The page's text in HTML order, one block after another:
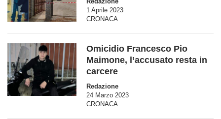
1 Aprile 2023
CRONACA
Omicidio Francesco Pio
Maimone, l’accusato resta in
carcere
Redazione
24 Marzo 2023
CRONACA